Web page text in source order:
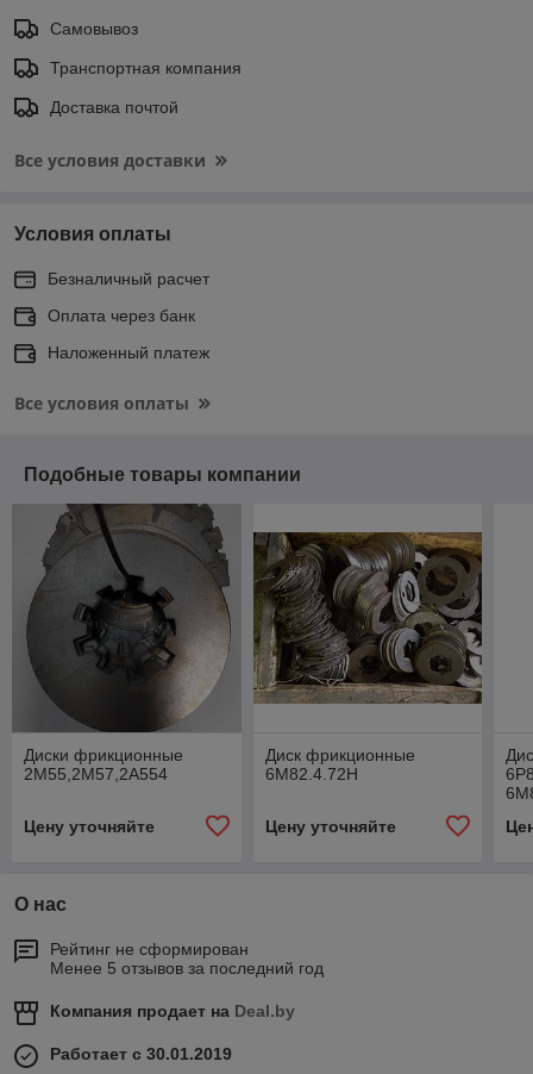
Самовывоз
Транспортная компания
Доставка почтой
Все условия доставки
Условия оплаты
Безналичный расчет
Оплата через банк
Наложенный платеж
Все условия оплаты
Подобные товары компании
Диски фрикционные
2М55,2М57,2А554
Цену уточняйте
Диск фрикционные
6М82.4.72Н
Цену уточняйте
О нас
Рейтинг не сформирован
Менее 5 отзывов за последний год
Компания продает на Deal.by
Работает с 30.01.2019